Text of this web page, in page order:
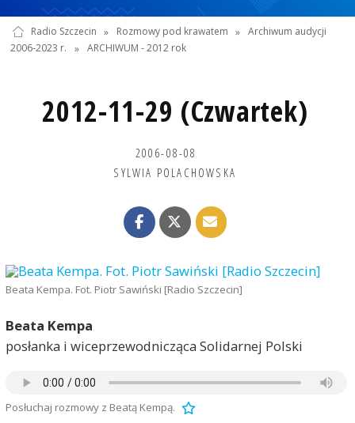
Radio Szczecin » Rozmowy pod krawatem » Archiwum audycji
2006-2023 r.
» ARCHIWUM - 2012 rok
2012-11-29 (Czwartek)
2006-08-08
SYLWIA POLACHOWSKA
Beata Kempa. Fot. Piotr Sawiński [Radio Szczecin]
Beata Kempa
posłanka i wiceprzewodnicząca Solidarnej Polski
Posłuchaj rozmowy z Beatą Kempą.